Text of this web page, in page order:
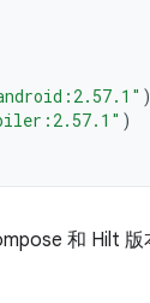
)
)
和 Hilt